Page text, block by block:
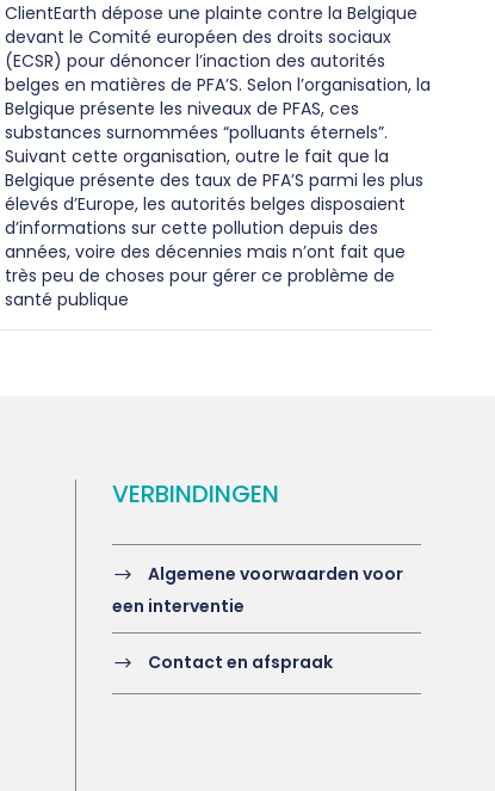
ClientEarth dépose une plainte contre la Belgique
devant le Comité européen des droits sociaux
(ECSR) pour dénoncer l’inaction des autorités
belges en matières de PFA’S. Selon l’organisation, la
Belgique présente les niveaux de PFAS, ces
substances surnommées “polluants éternels”.
Suivant cette organisation, outre le fait que la
Belgique présente des taux de PFA’S parmi les plus
élevés d’Europe, les autorités belges disposaient
d’informations sur cette pollution depuis des
années, voire des décennies mais n’ont fait que
très peu de choses pour gérer ce problème de
santé publique
VERBINDINGEN
Algemene voorwaarden voor
een interventie
Contact en afspraak